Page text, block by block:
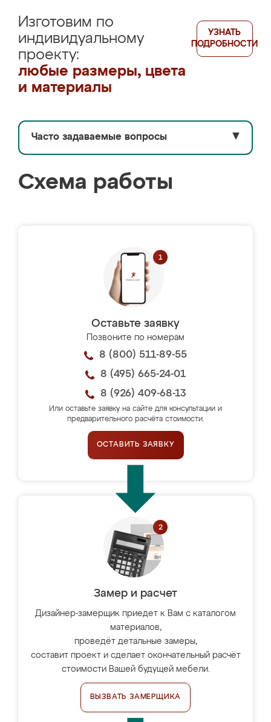
Изготовим по
индивидуальному
проекту:
любые размеры, цвета
и материалы
УЗНАТЬ
ПОДРОБНОСТИ
Часто задаваемые вопросы ▼
Схема работы
Оставьте заявку
Позвоните по номерам
8 (800) 511-89-55
8 (495) 665-24-01
8 (926) 409-68-13
Или оставьте заявку на сайте для консультации и
предварительного расчёта стоимости.
ОСТАВИТЬ ЗАЯВКУ
Замер и расчет
Дизайнер-замерщик приедет к Вам с каталогом
материалов,
проведёт детальные замеры,
составит проект и сделает окончательный расчёт
стоимости Вашей будущей мебели.
ВЫЗВАТЬ ЗАМЕРЩИКА